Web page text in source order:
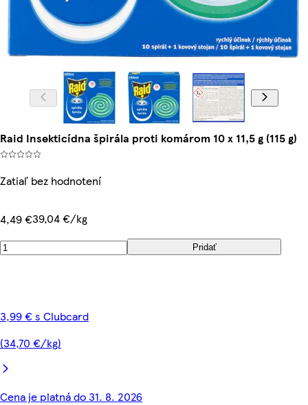
Raid Insekticídna špirála proti komárom 10 x 11,5 g (115 g)
Zatiaľ bez hodnotení
4,49 €39,04 €/kg
Pridať
3,99 € s Clubcard
(34,70 €/kg)
Cena je platná do 31. 8. 2026